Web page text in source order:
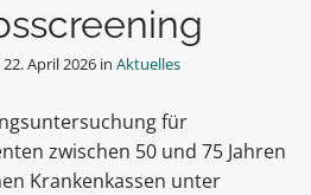
22. April 2026 in Aktuelles
für
zwischen 50 und 75 Jahren
Krankenkassen unter